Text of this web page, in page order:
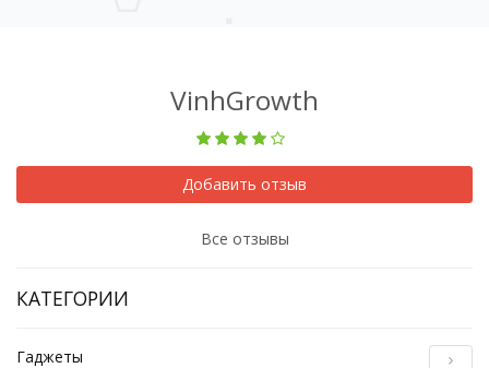
VinhGrowth
Добавить отзыв
Все отзывы
КАТЕГОРИИ
Гаджеты